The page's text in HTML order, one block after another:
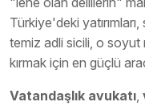
Türkiye'deki
temiz adli sicili, o soyut
kırmak için en güçlü
Vatandaşlık avukatı